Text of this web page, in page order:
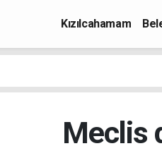
Kızılcahamam
Meclis